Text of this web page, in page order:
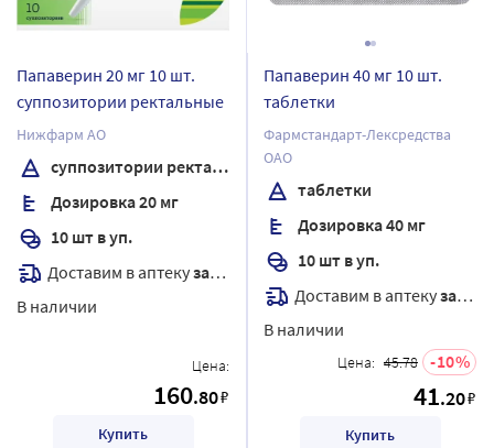
Папаверин 20 мг 10 шт.
суппозитории ректальные
Нижфарм АО
суппозитории ректальные
Дозировка 20 мг
10 шт в уп.
Доставим в аптекузавтра
В наличии
Цена:
160.80₽
Купить
Папаверин 40 мг 10 шт.
таблетки
Фармстандарт-Лексредства
ОАО
таблетки
Дозировка 40 мг
10 шт в уп.
Доставим в аптекузавтра
В наличии
Цена: 45.78 10
41.20₽
Купить